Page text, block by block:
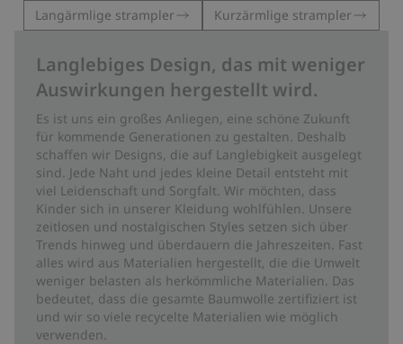
Langärmlige strampler Kurzärmlige strampler
Langlebiges Design, das mit weniger
Auswirkungen hergestellt wird.
Es ist uns ein großes Anliegen, eine schöne Zukunft
für kommende Generationen zu gestalten. Deshalb
schaffen wir Designs, die auf Langlebigkeit ausgelegt
sind. Jede Naht und jedes kleine Detail entsteht mit
viel Leidenschaft und Sorgfalt. Wir möchten, dass
Kinder sich in unserer Kleidung wohlfühlen. Unsere
zeitlosen und nostalgischen Styles setzen sich über
Trends hinweg und überdauern die Jahreszeiten. Fast
alles wird aus Materialien hergestellt, die die Umwelt
weniger belasten als herkömmliche Materialien. Das
bedeutet, dass die gesamte Baumwolle zertifiziert ist
und wir so viele recycelte Materialien wie möglich
verwenden.